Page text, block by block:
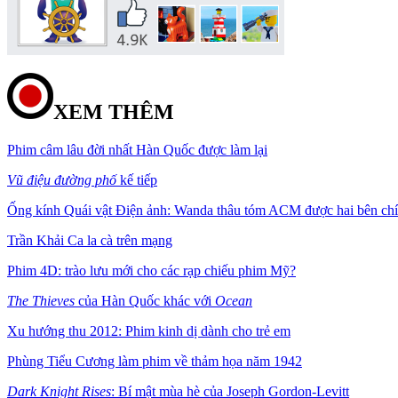
XEM THÊM
Phim câm lâu đời nhất Hàn Quốc được làm lại
Vũ điệu đường phốkế tiếp
Ống kính Quái vật Điện ảnh: Wanda thâu tóm ACM được hai bên
Trần Khải Ca la cà trên mạng
Phim 4D: trào lưu mới cho các rạp chiếu phim Mỹ?
The Thieves của Hàn Quốc khác với Ocean
Xu hướng thu 2012: Phim kinh dị dành cho trẻ em
Phùng Tiểu Cương làm phim về thảm họa năm 1942
Dark Knight Rises: Bí mật mùa hè của Joseph Gordon-Levitt